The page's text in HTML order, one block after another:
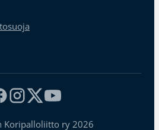
Koripalloliitto ry 2026